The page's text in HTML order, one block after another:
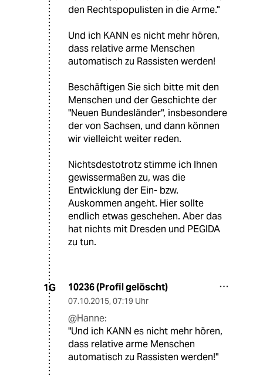
den Rechtspopulisten in die Arme."
Und ich KANN es nicht mehr hören,
dass relative arme Menschen
automatisch zu Rassisten werden!
Beschäftigen Sie sich bitte mit den
Menschen und der Geschichte der
"Neuen Bundesländer", insbesondere
der von Sachsen, und dann können
wir vielleicht weiter reden.
Nichtsdestotrotz stimme ich Ihnen
gewissermaßen zu, was die
Entwicklung der Ein- bzw.
Auskommen angeht. Hier sollte
endlich etwas geschehen. Aber das
hat nichts mit Dresden und PEGIDA
zu tun.
1G 10236 (Profil gelöscht)
07.10.2015, 07:19 Uhr
@Hanne:
"Und ich KANN es nicht mehr hören,
dass relative arme Menschen
automatisch zu Rassisten werden!"